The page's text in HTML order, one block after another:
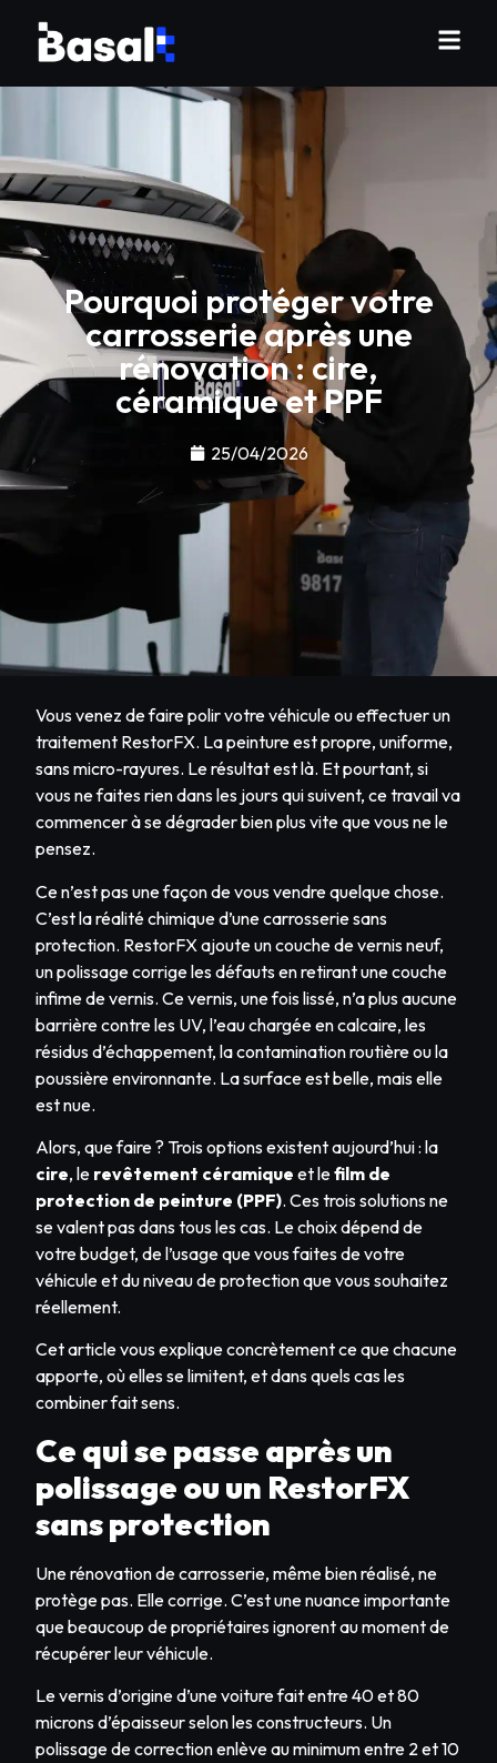
Pourquoi protéger votre
carrosserie après une
rénovation : cire,
céramique et PPF
25/04/2026
Vous venez de faire polir votre véhicule ou effectuer un
traitement RestorFX. La peinture est propre, uniforme,
sans micro-rayures. Le résultat est là. Et pourtant, si
vous ne faites rien dans les jours qui suivent, ce travail va
commencer à se dégrader bien plus vite que vous ne le
pensez.
Ce n’est pas une façon de vous vendre quelque chose.
C’est la réalité chimique d’une carrosserie sans
protection. RestorFX ajoute un couche de vernis neuf,
un polissage corrige les défauts en retirant une couche
infime de vernis. Ce vernis, une fois lissé, n’a plus aucune
barrière contre les UV, l’eau chargée en calcaire, les
résidus d’échappement, la contamination routière ou la
poussière environnante. La surface est belle, mais elle
est nue.
Alors, que faire ? Trois options existent aujourd’hui : la
cire, le revêtement céramique et lefilm de
protection de peinture (PPF). Ces trois solutions ne
se valent pas dans tous les cas. Le choix dépend de
votre budget, de l’usage que vous faites de votre
véhicule et du niveau de protection que vous souhaitez
réellement.
Cet article vous explique concrètement ce que chacune
apporte, où elles se limitent, et dans quels cas les
combiner fait sens.
Ce qui se passe après un
polissage ou un RestorFX
sans protection
Une rénovation de carrosserie, même bien réalisé, ne
protège pas. Elle corrige. C’est une nuance importante
que beaucoup de propriétaires ignorent au moment de
récupérer leur véhicule.
Le vernis d’origine d’une voiture fait entre 40 et 80
microns d’épaisseur selon les constructeurs. Un
polissage de correction enlève au minimum entre 2 et 10